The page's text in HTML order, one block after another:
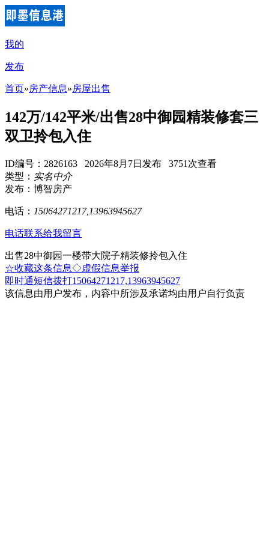
我的
发布
首页»房产信息»房屋出售
142万/142平米/出售28中御园精装修套三
双卫拎包入住
ID编号：2826163 2026年8月7日发布 3751次查看
类型： 实名中介
发布：博智房产
电话： 15064271217,13963945627
电话联系给我留言
出售28中御园一楼带大院子精装修拎包入住
☆收藏这条信息◇虚假信息举报
即时通短信拨打15064271217,13963945627
该信息由用户发布，内容中所涉及承诺均由用户自行负责